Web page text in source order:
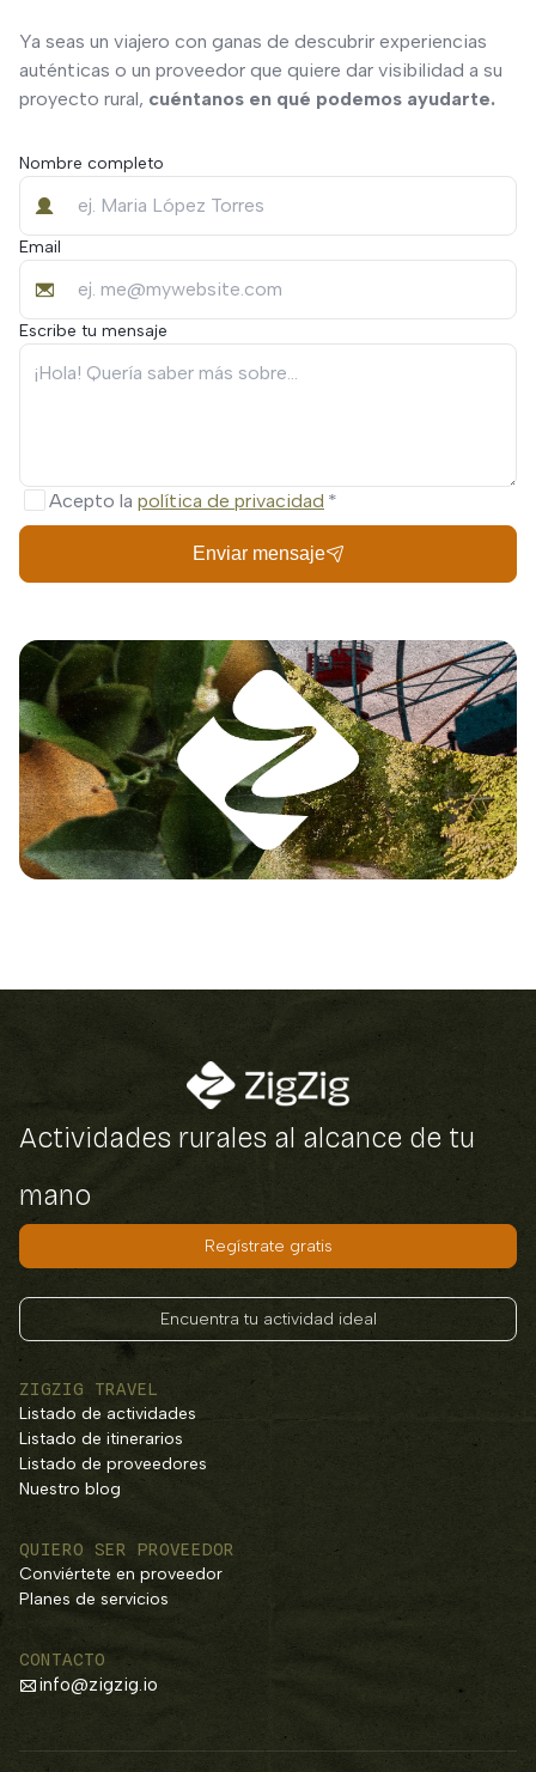
Ya seas un viajero con ganas de descubrir experiencias
auténticas o un proveedor que quiere dar visibilidad a su
proyecto rural, cuéntanos en qué podemos ayudarte.
Nombre completo
Email
Escribe tu mensaje
Acepto la política de privacidad
Enviar mensaje
Actividades rurales al alcance de tu
mano
Regístrate gratis
Encuentra tu actividad ideal
ZIGZIG TRAVEL
Listado de actividades
Listado de itinerarios
Listado de proveedores
Nuestro blog
QUIERO SER PROVEEDOR
Conviértete en proveedor
Planes de servicios
CONTACTO
info@zigzig.io